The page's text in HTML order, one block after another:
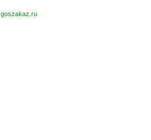
goszakaz.ru